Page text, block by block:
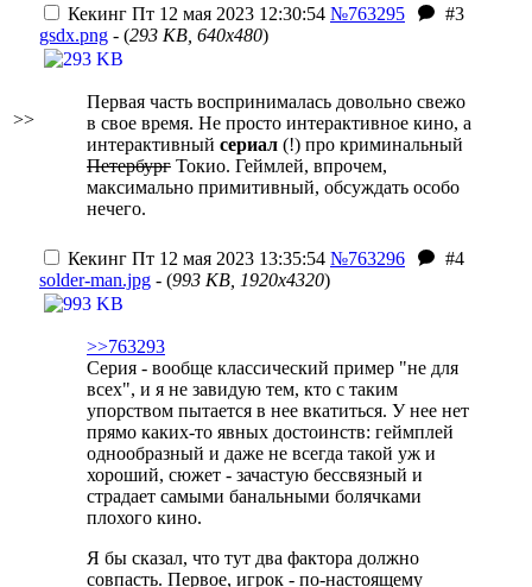
>>
Кекинг Пт 12 мая 2023 12:30:54 №763295
#3
gsdx.png - (293 KB, 640x480)
Первая часть воспринималась довольно свежо
в свое время. Не просто интерактивное кино, а
интерактивный сериал (!) про криминальный
Петербург Токио. Геймлей, впрочем,
максимально примитивный, обсуждать особо
нечего.
Кекинг Пт 12 мая 2023 13:35:54 №763296
#4
solder-man.jpg - (993 KB, 1920x4320)
>>763293
Серия - вообще классический пример "не для
всех", и я не завидую тем, кто с таким
упорством пытается в нее вкатиться. У нее нет
прямо каких-то явных достоинств: геймплей
однообразный и даже не всегда такой уж и
хороший, сюжет - зачастую бессвязный и
страдает самыми банальными болячками
плохого кино.
Я бы сказал, что тут два фактора должно
совпасть. Первое, игрок - по-настоящему